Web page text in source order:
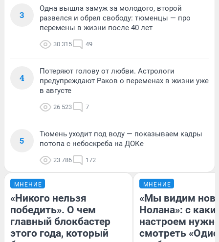
3
Одна вышла замуж за молодого, второй
развелся и обрел свободу: тюменцы — про
перемены в жизни после 40 лет
30 315 49
4
Потеряют голову от любви. Астрологи
предупреждают Раков о переменах в жизни уже
в августе
26 523 7
5
Тюмень уходит под воду — показываем кадры
потопа с небоскреба на ДОКе
23 786 172
МНЕНИЕ
«Никого нельзя
победить». О чем
главный блокбастер
этого года, который
МНЕНИЕ
«Мы видим
Нолана»: с
настроем
смотреть